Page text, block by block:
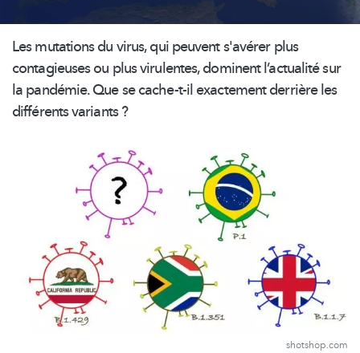
Les mutations du virus, qui peuvent s'avérer plus
contagieuses ou plus virulentes, dominentl’actualitésur
la pandémie. Que se cache-t-il exactement derrière les
différents variants ?
shotshop.com